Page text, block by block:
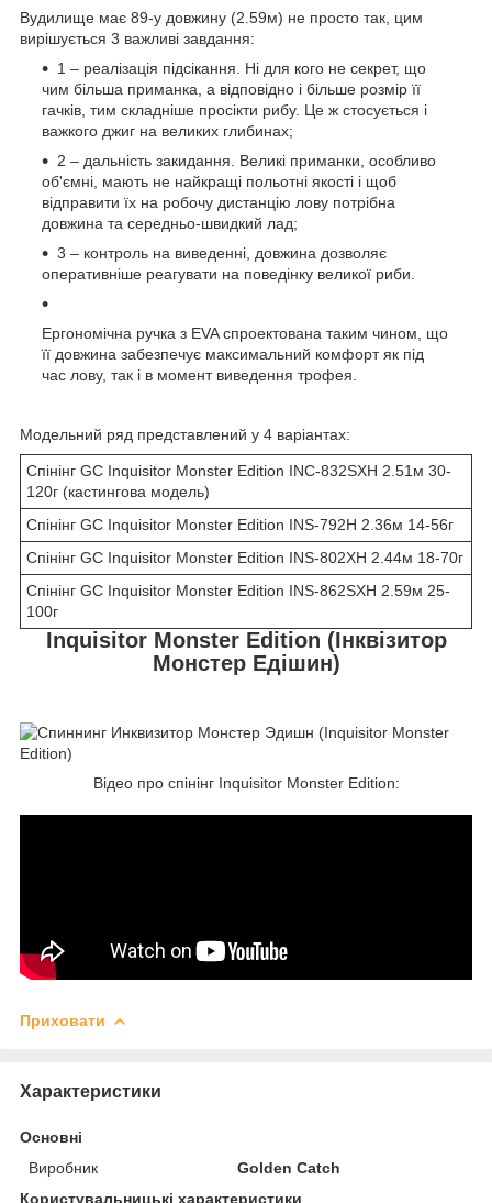
Вудилище має 89-у довжину (2.59м) не просто так, цим
вирішується 3 важливі завдання:
1 – реалізація підсікання. Ні для кого не секрет, що
чим більша приманка, а відповідно і більше розмір її
гачків, тим складніше просікти рибу. Це ж стосується і
важкого джиг на великих глибинах;
2 – дальність закидання. Великі приманки, особливо
об'ємні, мають не найкращі польотні якості і щоб
відправити їх на робочу дистанцію лову потрібна
довжина та середньо-швидкий лад;
3 – контроль на виведенні, довжина дозволяє
оперативніше реагувати на поведінку великої риби.
Ергономічна ручка з EVA спроектована таким чином, що
її довжина забезпечує максимальний комфорт як під
час лову, так і в момент виведення трофея.
Модельний ряд представлений у 4 варіантах:
Спінінг GC Inquisitor Monster Edition INC-832SXH 2.51м 30-
120г (кастингова модель)
Спінінг GC Inquisitor Monster Edition INS-792H 2.36м 14-56г
Спінінг GC Inquisitor Monster Edition INS-802XH 2.44м 18-70г
Спінінг GC Inquisitor Monster Edition INS-862SXH 2.59м 25-
100г
Inquisitor Monster Edition (Інквізитор
Монстер Едішин)
Відео про спінінг Inquisitor Monster Edition:
Приховати
Характеристики
Основні
Виробник
Golden Catch
Користувальницькі характеристики